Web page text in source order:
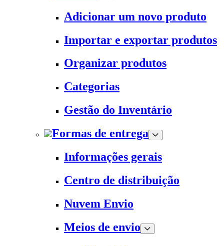
Adicionar um novo produto
Importar e exportar produtos
Organizar produtos
Categorias
Gestão do Inventário
Formas de entrega
Informações gerais
Centro de distribuição
Nuvem Envio
Meios de envio